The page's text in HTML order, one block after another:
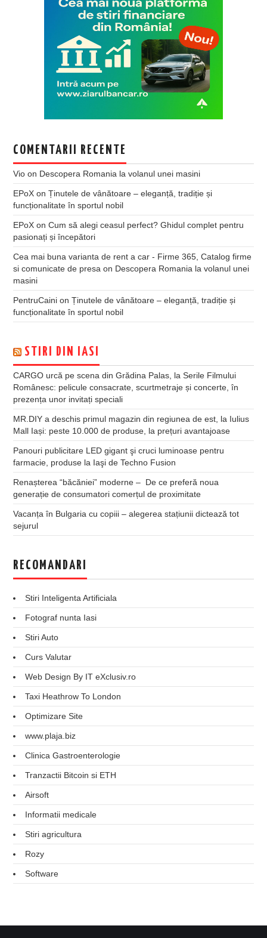
COMENTARII RECENTE
Vio on Descopera Romania la volanul unei masini
EPoX onȚinutele de vânătoare – eleganță, tradiție și
funcționalitate în sportul nobil
EPoX onCum să alegi ceasul perfect? Ghidul complet pentru
pasionați și începători
Cea mai buna varianta de rent a car - Firme 365, Catalog firme
si comunicate de presa on Descopera Romania la volanul unei
masini
PentruCaini onȚinutele de vânătoare – eleganță, tradiție și
funcționalitate în sportul nobil
STIRI DIN IASI
CARGO urcă pe scena din Grădina Palas, la Serile Filmului
Românesc: pelicule consacrate, scurtmetraje și concerte, în
prezența unor invitați speciali
MR.DIY a deschis primul magazin din regiunea de est, la Iulius
Mall Iași: peste 10.000 de produse, la prețuri avantajoase
Panouri publicitare LED gigant şi cruci luminoase pentru
farmacie, produse la Iaşi de Techno Fusion
Renașterea “băcăniei” moderne – De ce preferă noua
generație de consumatori comerțul de proximitate
Vacanța în Bulgaria cu copiii – alegerea stațiunii dictează tot
sejurul
RECOMANDARI
Stiri Inteligenta Artificiala
Fotograf nunta Iasi
Stiri Auto
Curs Valutar
Web Design By IT eXclusiv.ro
Taxi Heathrow To London
Optimizare Site
www.plaja.biz
Clinica Gastroenterologie
Tranzactii Bitcoin si ETH
Airsoft
Informatii medicale
Stiri agricultura
Rozy
Software